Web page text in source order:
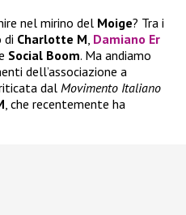
nel mirino del Moige? Tra i
di Charlotte M, Damiano Er
Social Boom. Ma andiamo
dell’associazione a
dalMovimento Italiano
, che recentemente ha